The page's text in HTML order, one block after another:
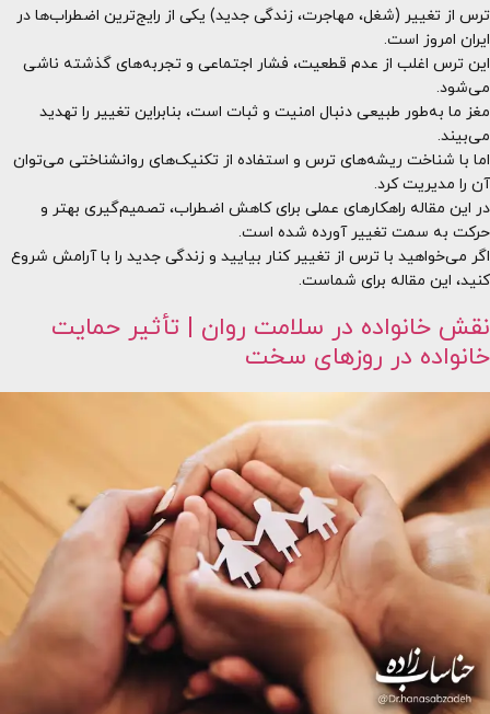
ترس از تغییر (شغل، مهاجرت، زندگی جدید) یکی از رایج‌ترین اضطراب‌ها در
ایران امروز است.
این ترس اغلب از عدم قطعیت، فشار اجتماعی و تجربه‌های گذشته ناشی
می‌شود.
مغز ما به‌طور طبیعی دنبال امنیت و ثبات است، بنابراین تغییر را تهدید
می‌بیند.
اما با شناخت ریشه‌های ترس و استفاده از تکنیک‌های روانشناختی می‌توان
آن را مدیریت کرد.
در این مقاله راهکارهای عملی برای کاهش اضطراب، تصمیم‌گیری بهتر و
حرکت به سمت تغییر آورده شده است.
اگر می‌خواهید با ترس از تغییر کنار بیایید و زندگی جدید را با آرامش شروع
کنید، این مقاله برای شماست.
نقش خانواده در سلامت روان | تأثیر حمایت
خانواده در روزهای سخت